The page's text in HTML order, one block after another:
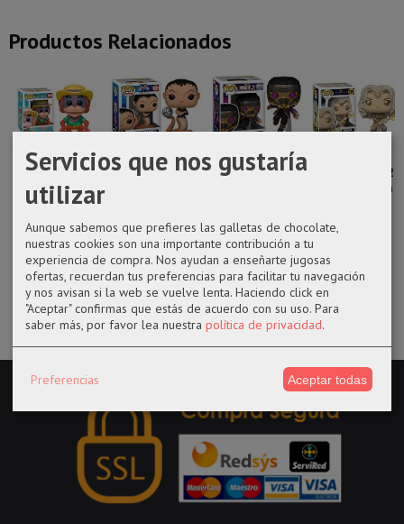
Productos Relacionados
FUNKO POP
444 DISNEY
TALESPIN
14,50 €
Funko pop
14,50 €
FUNKO POP
14,50 €
Funko pop 729
Thena de la
14,50 €
Servicios que nos gustaría
utilizar
Aunque sabemos que prefieres las galletas de chocolate,
nuestras cookies son una importante contribución a tu
experiencia de compra. Nos ayudan a enseñarte jugosas
ofertas, recuerdan tus preferencias para facilitar tu navegación
y nos avisan si la web se vuelve lenta. Haciendo click en
"Aceptar" confirmas que estás de acuerdo con su uso. Para
saber más, por favor lea nuestra política de privacidad.
Preferencias Aceptar todas